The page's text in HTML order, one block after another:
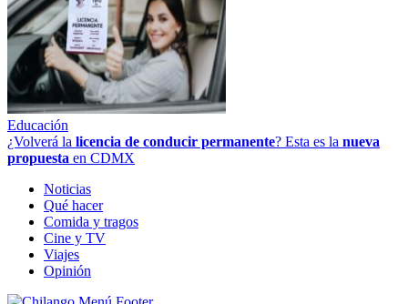
Educación
¿Volverá la licencia de conducir permanente? Esta es la nueva
propuesta en CDMX
Noticias
Qué hacer
Comida y tragos
Cine y TV
Viajes
Opinión